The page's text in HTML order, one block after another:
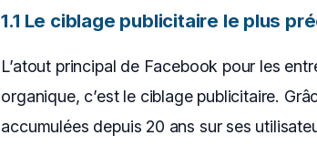
1.1 Le ciblage publicitaire le plus
L’atout principal de Facebook pour les
organique, c’est le ciblage publicitaire.
accumulées depuis 20 ans sur ses